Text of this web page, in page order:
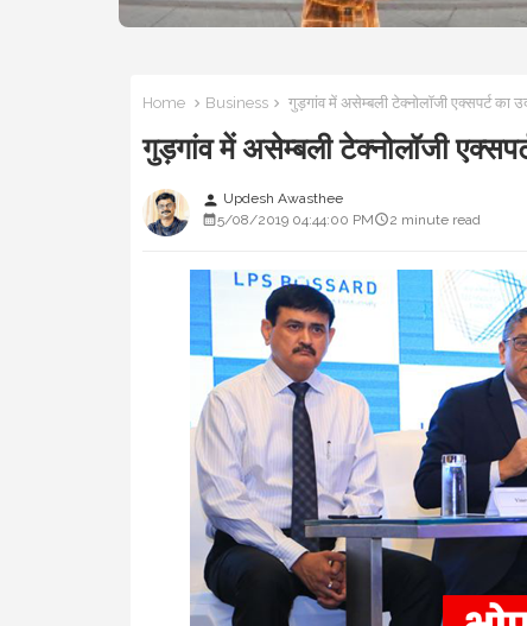
Home Business गुड़गांव में असेम्बली टेक्नोलॉजी एक्सपर्ट
गुड़गांव में असेम्बली टेक्नोलॉजी
person Updesh Awasthee
5/08/2019 04:44:00 PM
2 minute read